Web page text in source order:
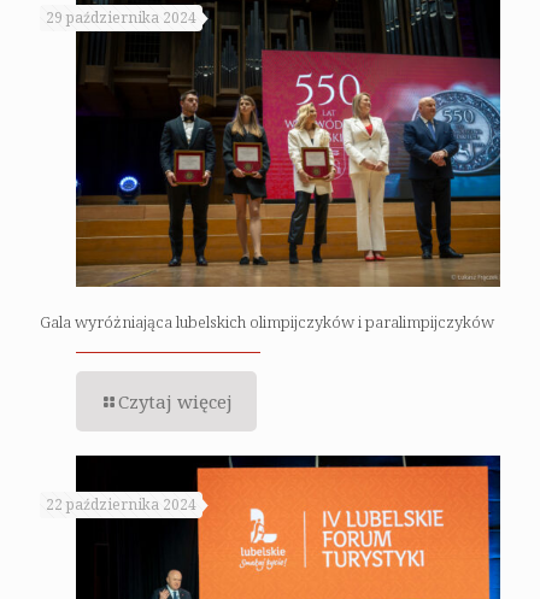
29 października 2024
Gala wyróżniająca lubelskich olimpijczyków i paralimpijczyków
Czytaj więcej
22 października 2024